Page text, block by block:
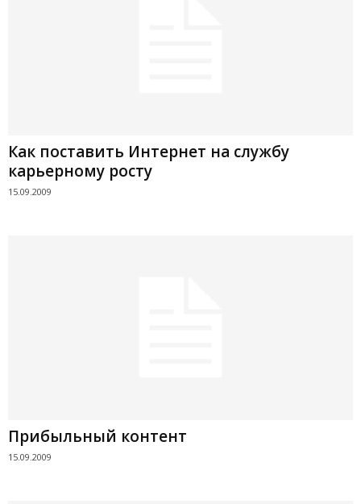
Как поставить Интернет на службу
карьерному росту
15.09.2009
Прибыльный контент
15.09.2009